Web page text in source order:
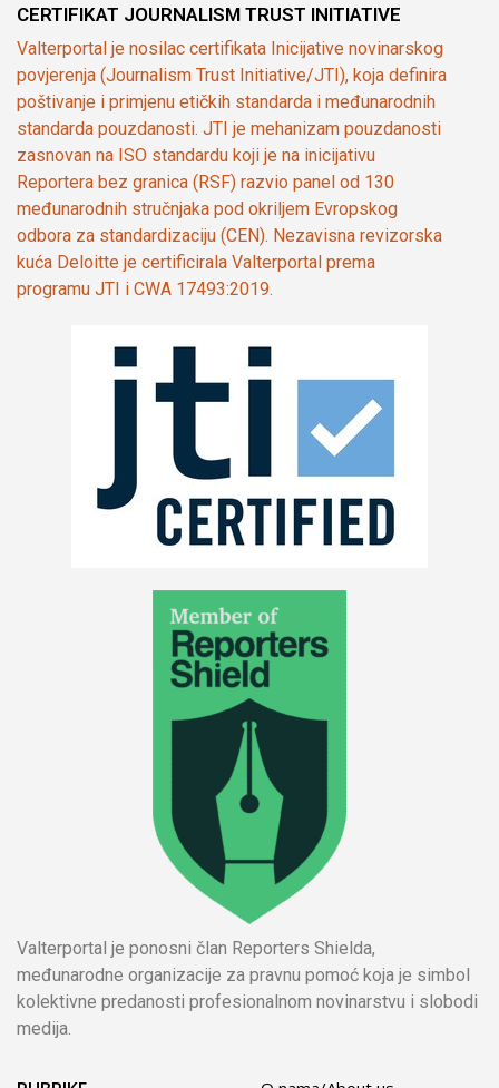
CERTIFIKAT JOURNALISM TRUST INITIATIVE
Valterportal je nosilac certifikata Inicijative novinarskog
povjerenja (Journalism Trust Initiative/JTI), koja definira
poštivanje i primjenu etičkih standarda i međunarodnih
standarda pouzdanosti. JTI je mehanizam pouzdanosti
zasnovan na ISO standardu koji je na inicijativu
Reportera bez granica (RSF) razvio panel od 130
međunarodnih stručnjaka pod okriljem Evropskog
odbora za standardizaciju (CEN). Nezavisna revizorska
kuća Deloitte je certificirala Valterportal prema
programu JTI i CWA 17493:2019.
Valterportal je ponosni član Reporters Shielda,
međunarodne organizacije za pravnu pomoć koja je simbol
kolektivne predanosti profesionalnom novinarstvu i slobodi
medija.